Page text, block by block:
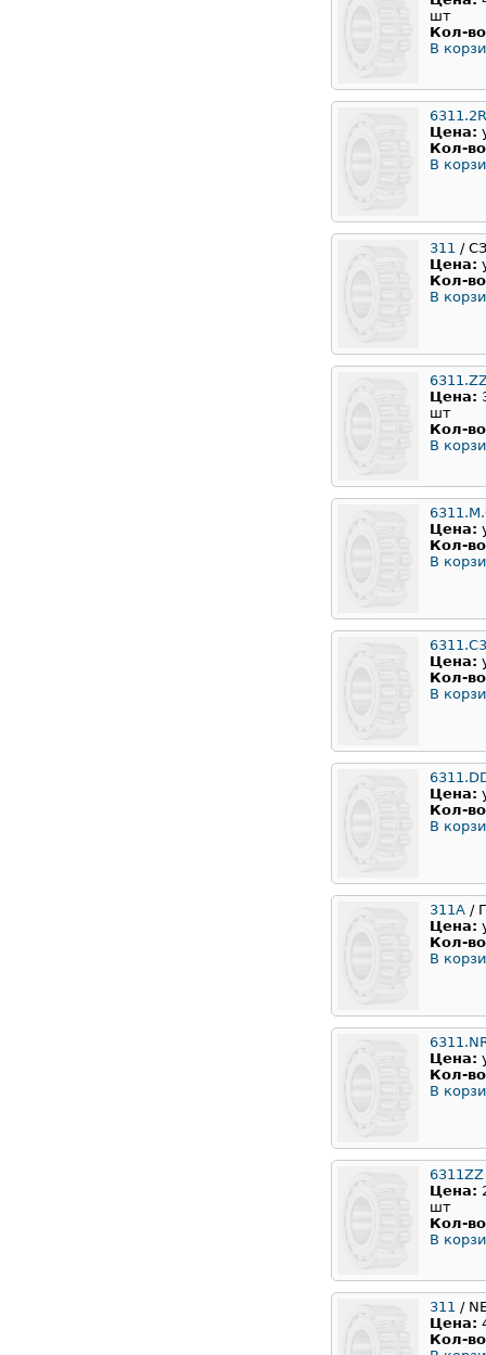
шт
Кол-
В
Цена:
Кол-
В
311 /
Цена:
Кол-
В
Цена:
шт
Кол-
В
Цена:
Кол-
В
6311.C3
Цена:
Кол-
В
Цена:
Кол-
В
311А /
Цена:
Кол-
В
Цена:
Кол-
В
6311ZZ
Цена:
шт
Кол-
В
311 /
Цена:
Кол-